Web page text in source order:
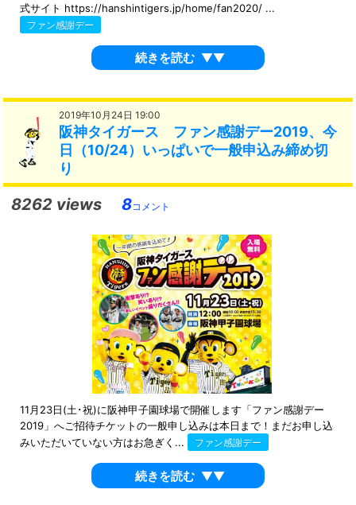
式サイト https://hanshintigers.jp/home/fan2020/ ...
ファン感謝デー
続きを読む ▼▼
2019年10月24日 19:00
阪神タイガース ファン感謝デー2019、今
日（10/24）いっぱいで一般申込み締め切
り
8262 views 8コメント
11月23日(土･祝)に阪神甲子園球場で開催します「ファン感謝デー
2019」へご招待チケットの一般申し込みは本日まで！まだお申し込
みいただいていない方はお急ぎく...
ファン感謝デー
続きを読む ▼▼